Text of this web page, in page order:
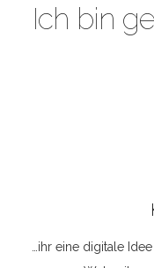
Ich bin
…ihr eine digitale